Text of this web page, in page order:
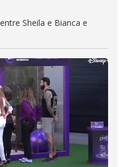
Sheila e Bianca e